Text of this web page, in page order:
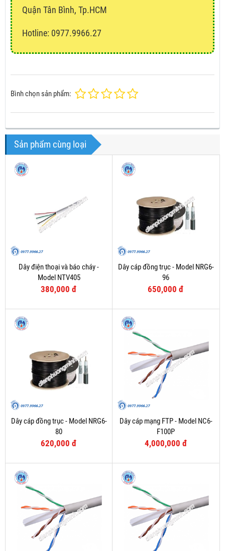
Quận Tân Bình, Tp.HCM
Hotline: 0977.9966.27
Bình chọn sản phẩm:
Sản phẩm cùng loại
Dây điện thoại và báo cháy -
Model NTV405
380,000 đ
Dây cáp đồng trục - Model NRG6-
96
650,000 đ
Dây cáp đồng trục - Model NRG6-
80
620,000 đ
Dây cáp mạng FTP - Model NC6-
F100P
4,000,000 đ